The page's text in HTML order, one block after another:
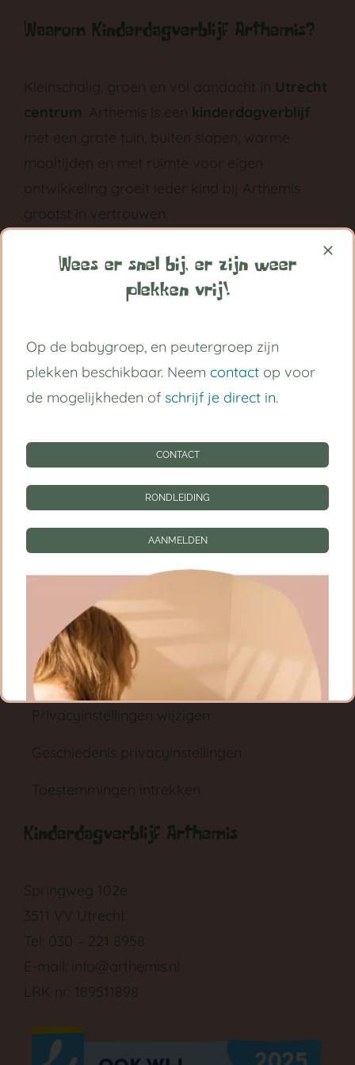
Waarom Kinderdagverblijf Arthemis?
Kleinschalig, groen en vol aandacht in Utrecht
centrum. Arthemis is een kinderdagverblijf
met een grote tuin, buiten slapen, warme
maaltijden en met ruimte voor eigen
ontwikkeling groeit ieder kind bij Arthemis
grootst in vertrouwen.
Volg ons op:
Handige links
Kinderdagverblijf Utrecht Centrum
RONDLEIDING
AANMELDEN
Privacy instellingen
Privacyinstellingen wijzigen
Geschiedenis privacyinstellingen
Toestemmingen intrekken
Kinderdagverblijf Arthemis
Springweg 102e
3511 VV Utrecht
Tel: 030 – 221 8958
E-mail: info@arthemis.nl
LRK nr: 189511898
Wees er snel bij, er zijn weer
plekken vrij!
Op de babygroep, en peutergroep zijn
plekken beschikbaar. Neem contact op voor
de mogelijkheden of schrijf je direct in.
CONTACT
RONDLEIDING
AANMELDEN
GA NAAR DE BABYGROEP